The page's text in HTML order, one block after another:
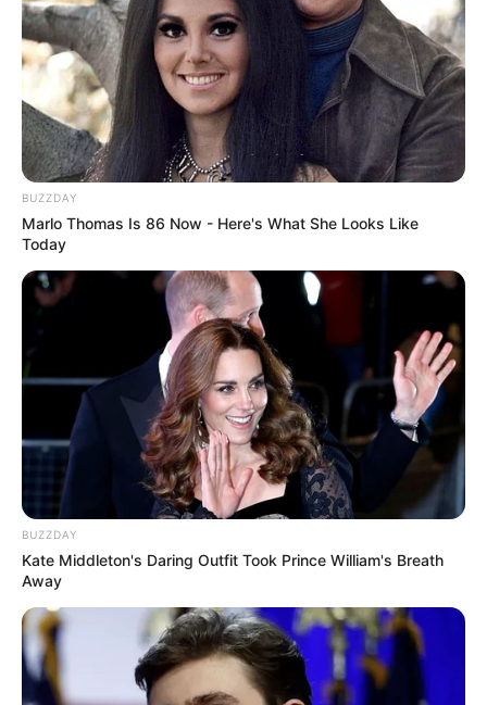
BUZZDAY
Marlo Thomas Is 86 Now - Here's What She Looks Like
Today
BUZZDAY
Kate Middleton's Daring Outfit Took Prince William's Breath
Away